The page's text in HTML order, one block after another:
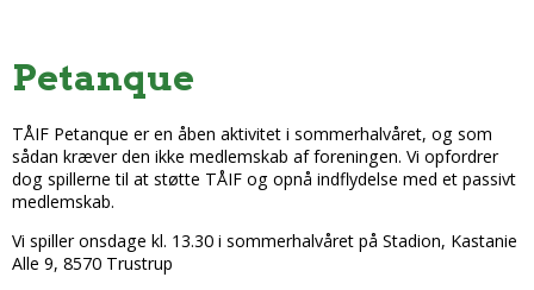
Petanque
TÅIF Petanque er en åben aktivitet i sommerhalvåret, og som
sådan kræver den ikke medlemskab af foreningen. Vi opfordrer
dog spillerne til at støtte TÅIF og opnå indflydelse med et passivt
medlemskab.
Vi spiller onsdage kl. 13.30 i sommerhalvåret på Stadion, Kastanie
Alle 9, 8570 Trustrup